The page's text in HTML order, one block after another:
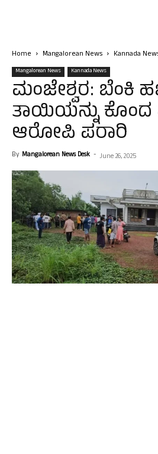
Home Mangalorean News Kannada
Mangalorean News Kannada News
ಮಂಜೇಶ್ವರ: ಬೆಂಕಿ
ತಾಯಿಯನ್ನು
ಆರೋಪಿ ಪರಾರಿ
By Mangalorean News Desk - June 26, 2025